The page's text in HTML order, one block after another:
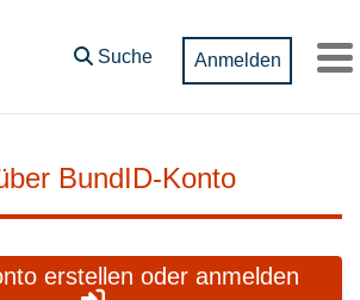
Suche
Anmelden
BundID-Konto
erstellen oder anmelden